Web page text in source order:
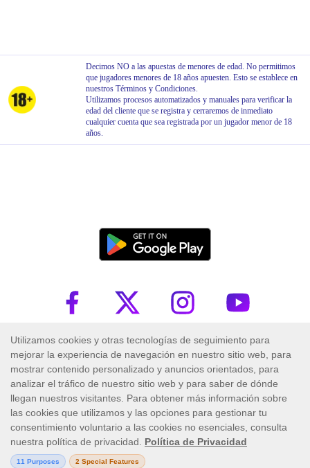
Decimos NO a las apuestas de menores de edad. No permitimos
que jugadores menores de 18 años apuesten. Esto se establece en
nuestros Términos y Condiciones.
Utilizamos procesos automatizados y manuales para verificar la
edad del cliente que se registra y cerraremos de inmediato
cualquier cuenta que sea registrada por un jugador menor de 18
años.
Trademark ™ 2026 PlayUZU. Todos los derechos reservados.
Las operaciones de este sitio están reguladas por la Autoridad de Juego de
Malta y es operada por Skill On Net Limited, Office 1/5297 Level G,
Quantum House, 75, Abate Rigord Street, Ta' Xbiex, XBX 1120, Malta,
bajo la licencia de juego emitida por Malta. Gaming Authority (número
de licencia MGA/CRP/171/2009/01) emitida el 1 de agosto de 2018.
El juego puede ser adictivo, juegue con responsabilidad.